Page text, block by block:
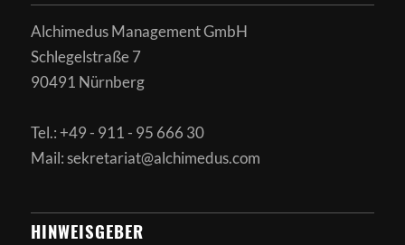
Alchimedus Management GmbH
Schlegelstraße 7
90491 Nürnberg
Tel.: +49 - 911 - 95 666 30
Mail: sekretariat@alchimedus.com
HINWEISGEBER